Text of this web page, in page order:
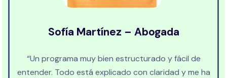
Sofía Martínez – Abogada
“Un programa muy bien estructurado y fácil de
entender. Todo está explicado con claridad y me ha